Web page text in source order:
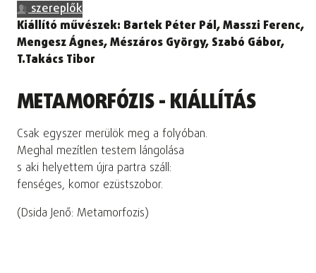
szereplők
Kiállító művészek: Bartek Péter Pál, Masszi Ferenc,
Mengesz Ágnes, Mészáros György, Szabó Gábor,
T.Takács Tibor
METAMORFÓZIS - KIÁLLÍTÁS
Csak egyszer merülök meg a folyóban.
Meghal mezítlen testem lángolása
s aki helyettem újra partra száll:
fenséges, komor ezüstszobor.
(Dsida Jenő: Metamorfozis)